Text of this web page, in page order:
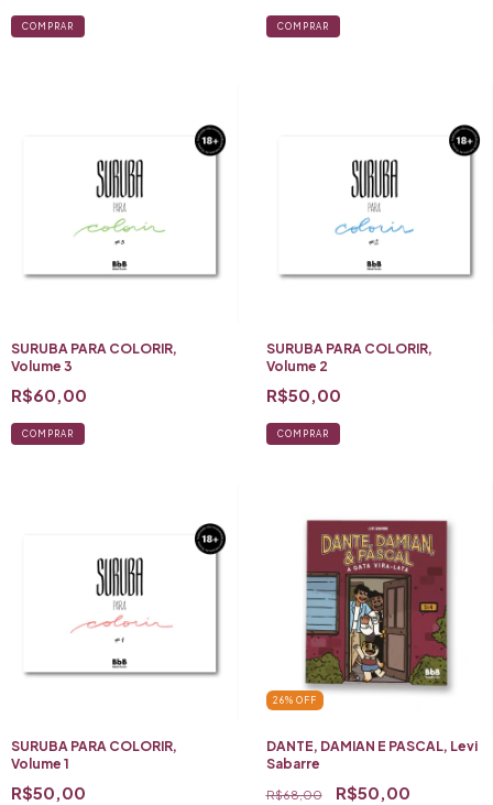
COMPRAR
SURUBA PARA COLORIR,
Volume 3
R$60,00
COMPRAR
SURUBA PARA COLORIR,
Volume 2
R$50,00
COMPRAR
SURUBA PARA COLORIR,
Volume 1
R$50,00
26% OFF
DANTE, DAMIAN E PASCAL, Levi
Sabarre
R$68,00 R$50,00